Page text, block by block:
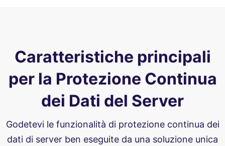
Caratteristiche principali
per la Protezione Continua
dei Dati del Server
Godetevi le funzionalità di protezione continua dei
dati di server ben eseguite da una soluzione unica